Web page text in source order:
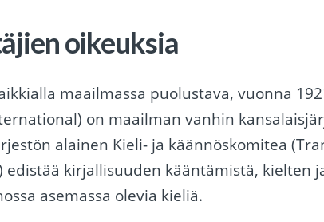
oikeuksia
maailmassa puolustava, vuonna
on maailman vanhin
alainen Kieli- ja käännöskomitea
edistää kirjallisuuden kääntämistä, kielten
asemassa olevia kieliä.